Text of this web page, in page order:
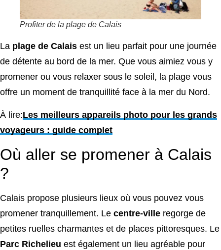
Profiter de la plage de Calais
La plage de Calais est un lieu parfait pour une journée
de détente au bord de la mer. Que vous aimiez vous y
promener ou vous relaxer sous le soleil, la plage vous
offre un moment de tranquillité face à la mer du Nord.
À lire:Les meilleurs appareils photo pour les grands
voyageurs : guide complet
Où aller se promener à Calais
?
Calais propose plusieurs lieux où vous pouvez vous
promener tranquillement. Le centre-ville regorge de
petites ruelles charmantes et de places pittoresques. Le
Parc Richelieu est également un lieu agréable pour